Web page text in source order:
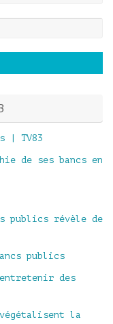
| TV83
de ses bancs en
publics révèle de
publics
des
la